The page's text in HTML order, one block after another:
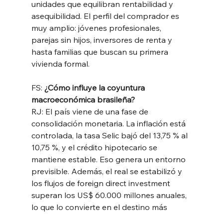
unidades que equilibran rentabilidad y
asequibilidad. El perfil del comprador es
muy amplio: jóvenes profesionales,
parejas sin hijos, inversores de renta y
hasta familias que buscan su primera
vivienda formal.
FS: ¿Cómo influye la coyuntura
macroeconómica brasileña?
RJ: El país viene de una fase de
consolidación monetaria. La inflación está
controlada, la tasa Selic bajó del 13,75 % al
10,75 %, y el crédito hipotecario se
mantiene estable. Eso genera un entorno
previsible. Además, el real se estabilizó y
los flujos de foreign direct investment
superan los US$ 60.000 millones anuales,
lo que lo convierte en el destino más